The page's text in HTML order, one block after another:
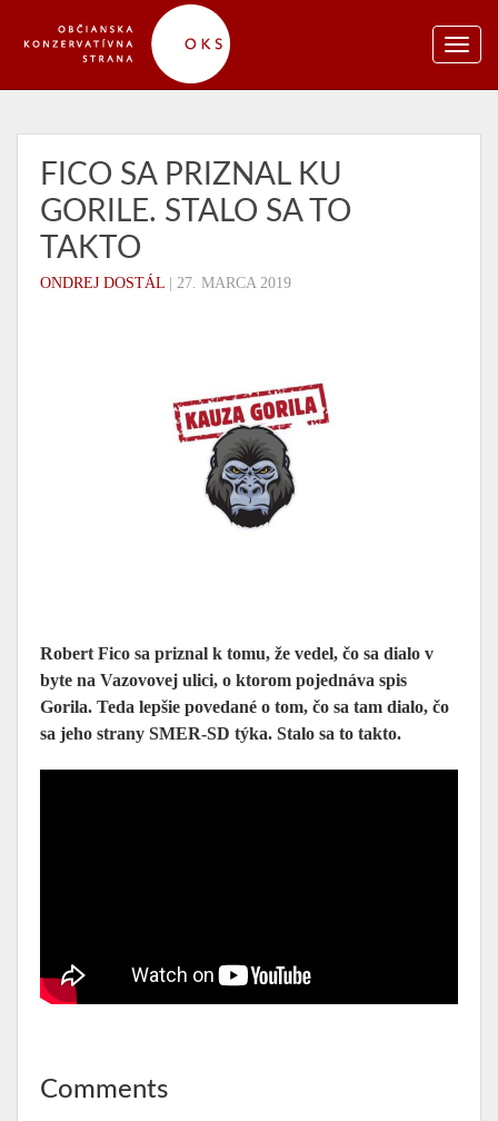
FICO SA PRIZNAL KU
GORILE. STALO SA TO
TAKTO
ONDREJ DOSTÁL 27. MARCA 2019
Robert Fico sa priznal k tomu, že vedel, čo sa dialo v
byte na Vazovovej ulici, o ktorom pojednáva spis
Gorila. Teda lepšie povedané o tom, čo sa tam dialo, čo
sa jeho strany SMER-SD týka. Stalo sa to takto.
Comments